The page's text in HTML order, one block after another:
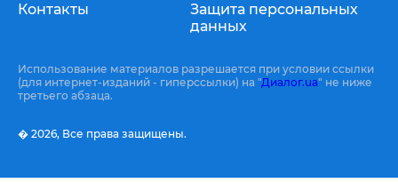
Контакты
Защита персональных
данных
Использование материалов разрешается при условии ссылки
(для интернет-изданий - гиперссылки) на "Диалог.ua" не ниже
третьего абзаца.
� 2026, Все права защищены.